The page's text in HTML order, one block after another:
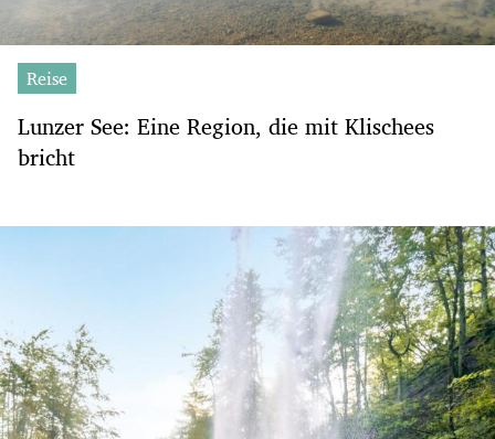
Reise
Lunzer See: Eine Region, die mit Klischees
bricht